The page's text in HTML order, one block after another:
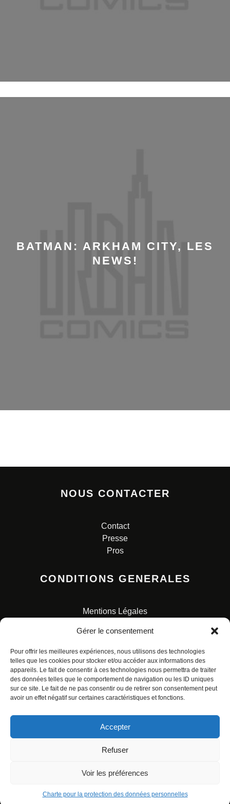
Gérer le consentement
Pour offrir les meilleures expériences, nous utilisons des technologies
telles que les cookies pour stocker et/ou accéder aux informations des
appareils. Le fait de consentir à ces technologies nous permettra de traiter
des données telles que le comportement de navigation ou les ID uniques
sur ce site. Le fait de ne pas consentir ou de retirer son consentement peut
avoir un effet négatif sur certaines caractéristiques et fonctions.
Accepter
Refuser
Voir les préférences
Charte pour la protection des données personnelles
BATMAN: ARKHAM CITY, LES
NEWS!
NOUS CONTACTER
Contact
Presse
Pros
CONDITIONS GENERALES
Mentions Légales
Charte pour la protection des données personnelles
© ALL RIGHTS RESERVED. URBAN COMICS POUR LES